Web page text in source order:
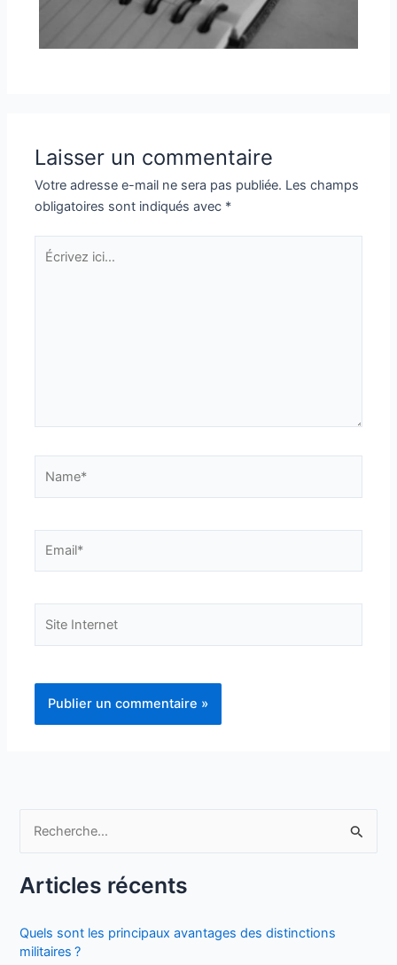
Laisser un commentaire
Votre adresse e-mail ne sera pas publiée. Les champs
obligatoires sont indiqués avec *
Écrivez
Internet
c
e
Articles récents
Quels sont les principaux avantages des distinctions
militaires ?